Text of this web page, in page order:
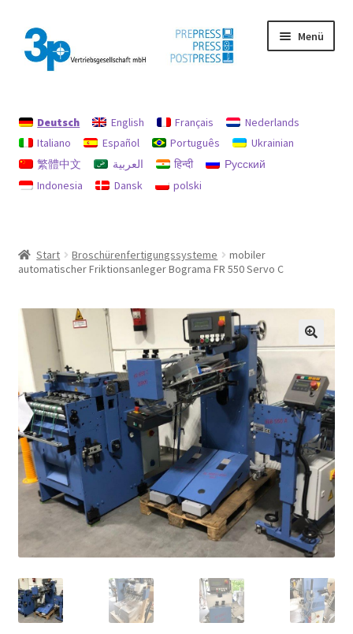
Zur
Navigation
springen
Zum
Inhalt
springen
Menü
Datenschutz
Gebrauchtmaschinen
Deutsch English Français
Nederlands
Italiano
Español Português
Ukrainian
繁體中文
العربية हिन्दी
Русский
Indonesia
Dansk polski
Start Broschürenfertigungssysteme
mobiler
automatischer Friktionsanleger Bograma FR 550 Servo C